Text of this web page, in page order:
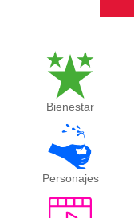
Bienestar
Personajes